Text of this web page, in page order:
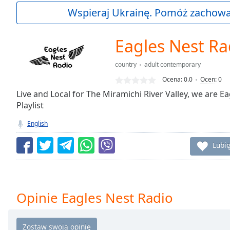
Current
TypeLIVE
Seek to
currently
behind
LIVE
Remaining
Time-
Playback
Wspieraj Ukrainę. Pomóż
Eagles Nest
country
adult contemporary
Ocena:0.0 Ocen:0
Live and Local for The Miramichi River Valley, we are
Playlist
English
Opinie Eagles Nest Radio